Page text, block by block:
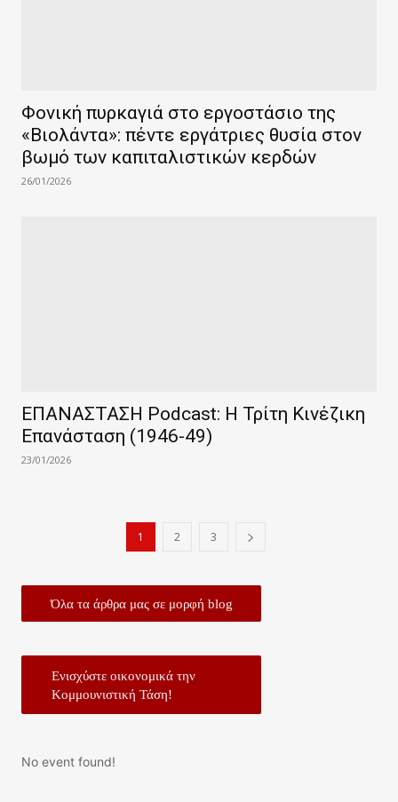
Φονική πυρκαγιά στο εργοστάσιο της
«Βιολάντα»: πέντε εργάτριες θυσία στον
βωμό των καπιταλιστικών κερδών
26/01/2026
ΕΠΑΝΑΣΤΑΣΗ Podcast: Η Τρίτη Κινέζικη
Επανάσταση (1946-49)
23/01/2026
1 2 3
Όλα τα άρθρα μας σε μορφή blog
Ενισχύστε οικονομικά την
Κομμουνιστική Τάση!
No event found!